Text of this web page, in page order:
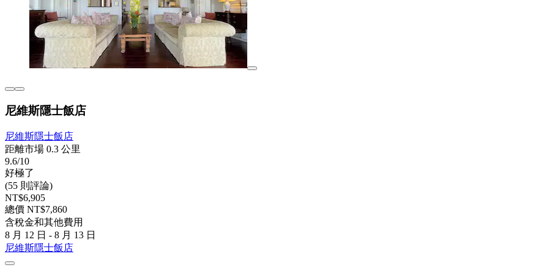
尼維斯隱士飯店
尼維斯隱士飯店
距離市場 0.3 公里
9.6/10
好極了
(55 則評論)
NT$6,905
總價 NT$7,860
含稅金和其他費用
8 月 12 日 - 8 月 13 日
尼維斯隱士飯店